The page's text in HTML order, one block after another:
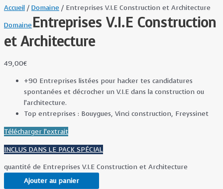
Accueil / Domaine / Entreprises V.I.E Construction et Architecture
DomaineEntreprises V.I.E Construction
et Architecture
49,00€
+90 Entreprises listées pour hacker tes candidatures
spontanées et décrocher un V.I.E dans la construction ou
l’architecture.
Top entreprises : Bouygues, Vinci construction, Freyssinet
Télécharger l’extrait
INCLUS DANS LE PACK SPÉCIAL
quantité de Entreprises V.I.E Construction et Architecture
Ajouter au panier